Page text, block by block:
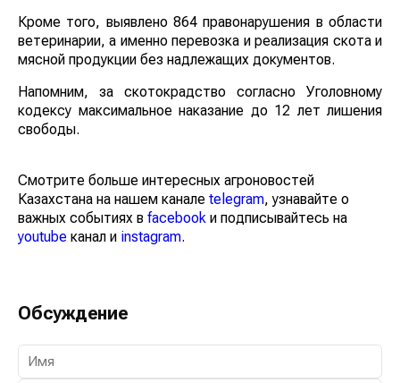
Кроме того, выявлено 864 правонарушения в области
ветеринарии, а именно перевозка и реализация скота и
мясной продукции без надлежащих документов.
Напомним, за скотокрадство согласно Уголовному
кодексу максимальное наказание до 12 лет лишения
свободы.
Смотрите больше интересных агроновостей
Казахстана на нашем канале telegram, узнавайте о
важных событиях в facebook и подписывайтесь на
youtube канал и instagram.
Обсуждение